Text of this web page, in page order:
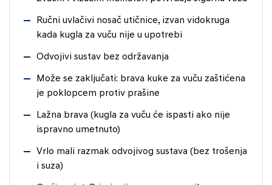
Ručni uvlačivi nosač utičnice, izvan vidokruga
kada kugla za vuču nije u upotrebi
Odvojivi sustav bez održavanja
Može se zaključati: brava kuke za vuču zaštićena
je poklopcem protiv prašine
Lažna brava (kugla za vuču će ispasti ako nije
ispravno umetnuto)
Vrlo mali razmak odvojivog sustava (bez trošenja
i suza)